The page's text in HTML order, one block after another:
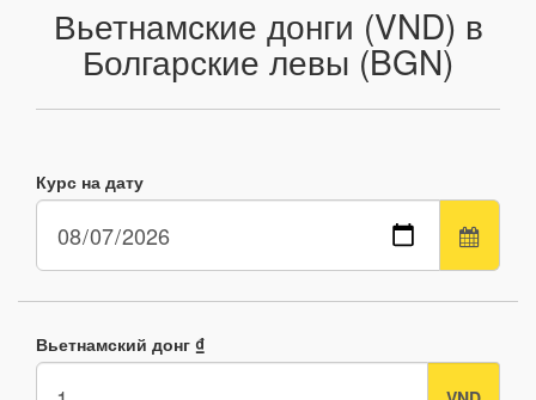
Вьетнамские донги (VND) в
Болгарские левы (BGN)
Курс на дату
Вьетнамский донг ₫